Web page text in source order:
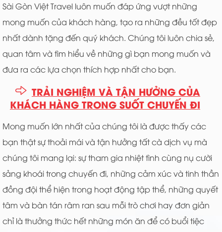
Sài Gòn Việt Travel luôn muốn đáp ứng vượt những
mong muốn của khách hàng, tạo ra những đều tốt đẹp
nhất dành tặng đến quý khách. Chúng tôi luôn chia sẻ,
quan tâm và tìm hiểu về những gì bạn mong muốn và
đưa ra các lựa chọn thích hợp nhất cho bạn.
TRẢI NGHIỆM VÀ TẬN HƯỞNG CỦA
KHÁCH HÀNG TRONG SUỐT CHUYẾN ĐI
Mong muốn lớn nhất của chúng tôi là được thấy các
bạn thật sự thoải mái và tận hưởng tất cà dịch vụ mà
chúng tôi mang lại: sự tham gia nhiệt tình cùng nụ cười
sảng khoái trong chuyến đi, những cảm xúc và tinh thần
đồng đội thể hiện trong hoạt động tập thể, những quyết
tâm và bàn tán râm ran sau mỗi trò chơi hay đơn giản
chỉ là thưởng thức hết những món ăn để có buổi tiệc